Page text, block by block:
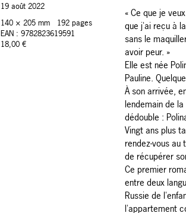
19 août 2022
140 × 205 mm
192 pages
EAN : 9782823619591
18,00 €
« Ce que je
que j'ai reçu à
sans le
avoir peur. »
Elle est née
Pauline.
À son arrivée,
lendemain de
dédouble :
Vingt ans plus
rendez-vous au
de récupérer
Ce premier
entre deux
Russie de
l'appartement